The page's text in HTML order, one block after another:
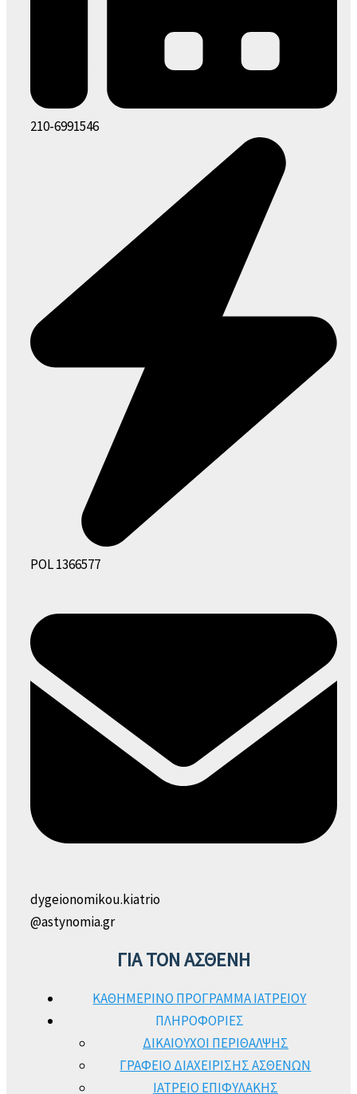
210-6991546
POL 1366577
dygeionomikou.kiatrio
@astynomia.gr
ΓΙΑ ΤΟΝ ΑΣΘΕΝΗ
ΚΑΘΗΜΕΡΙΝΟ ΠΡΟΓΡΑΜΜΑ ΙΑΤΡΕΙΟΥ
ΠΛΗΡΟΦΟΡΙΕΣ
ΔΙΚΑΙΟΥΧΟΙ ΠΕΡΙΘΑΛΨΗΣ
ΓΡΑΦΕΙΟ ΔΙΑΧΕΙΡΙΣΗΣ ΑΣΘΕΝΩΝ
ΙΑΤΡΕΙΟ ΕΠΙΦΥΛΑΚΗΣ